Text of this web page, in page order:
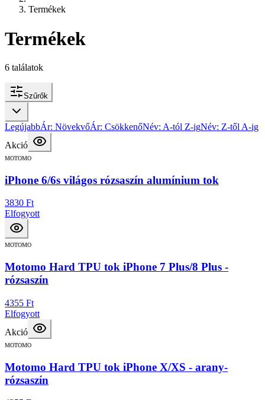
Termékek
Termékek
6 találatok
Szűrők
LegújabbÁr: NövekvőÁr: CsökkenőNév: A-tól Z-igNév: Z-től A-ig
Akció
MOTOMO
iPhone 6/6s világos rózsaszín alumínium tok
3830 Ft
Elfogyott
MOTOMO
Motomo Hard TPU tok iPhone 7 Plus/8 Plus -
rózsaszín
4355 Ft
Elfogyott
Akció
MOTOMO
Motomo Hard TPU tok iPhone X/XS - arany-
rózsaszín